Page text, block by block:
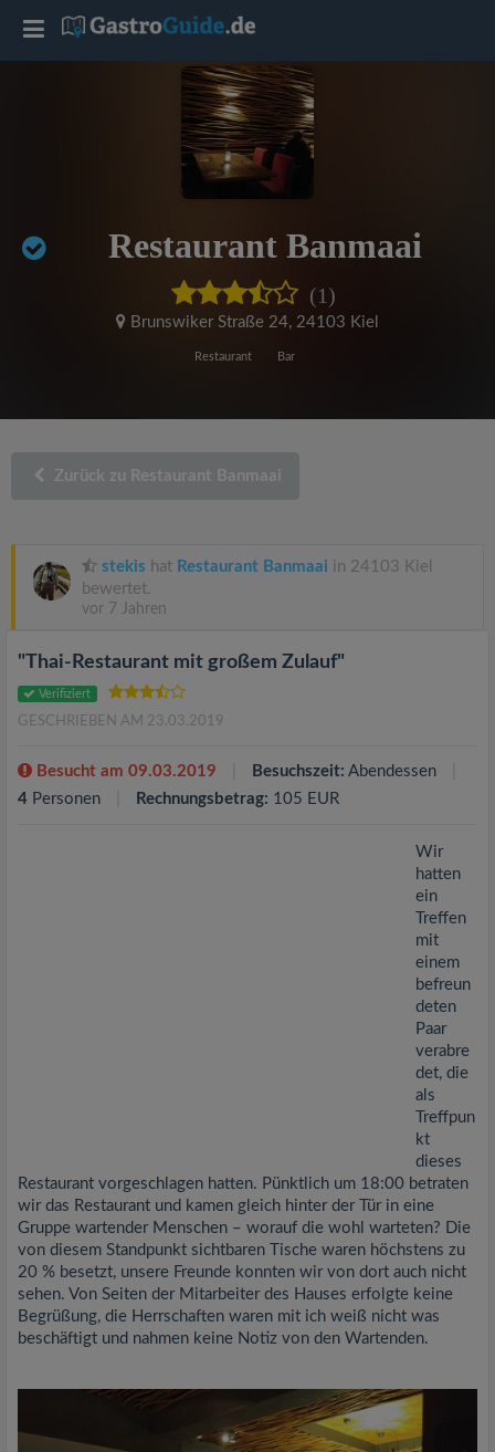
Restaurant Banmaai
(1)
Brunswiker Straße 24, 24103 Kiel
Restaurant Bar
Zurück zu Restaurant Banmaai
stekis hat Restaurant Banmaai in 24103 Kiel
bewertet.
vor 7 Jahren
"Thai-Restaurant mit großem Zulauf"
Verifiziert
GESCHRIEBEN AM 23.03.2019
Besucht am 09.03.2019 Besuchszeit: Abendessen
4 Personen Rechnungsbetrag: 105 EUR
Wir
hatten
ein
Treffen
mit
einem
befreun
deten
Paar
verabre
det, die
als
Treffpun
kt
dieses
Restaurant vorgeschlagen hatten. Pünktlich um 18:00 betraten
wir das Restaurant und kamen gleich hinter der Tür in eine
Gruppe wartender Menschen – worauf die wohl warteten? Die
von diesem Standpunkt sichtbaren Tische waren höchstens zu
20 % besetzt, unsere Freunde konnten wir von dort auch nicht
sehen. Von Seiten der Mitarbeiter des Hauses erfolgte keine
Begrüßung, die Herrschaften waren mit ich weiß nicht was
beschäftigt und nahmen keine Notiz von den Wartenden.
T
a
t